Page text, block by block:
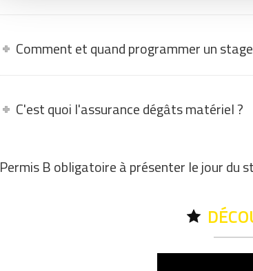
Comment et quand programmer un
C'est quoi l'assurance dégâts matériel ?
Permis B obligatoire à présenter le jour du